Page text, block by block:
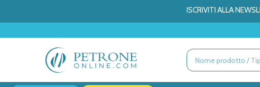
ISCRIVITI ALLA
Ricerca